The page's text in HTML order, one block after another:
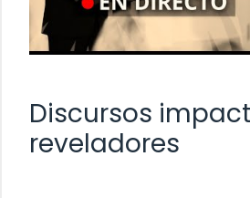
Discursos
reveladores